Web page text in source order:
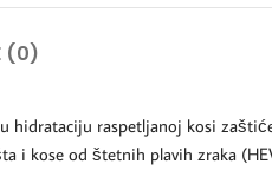
(0)
raspetljanoj kosi
i kose od štetnih plavih zraka